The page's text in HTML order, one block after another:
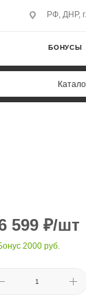
РФ, ДНР,
БОНУСЫ
599 ₽/шт
2000 руб.